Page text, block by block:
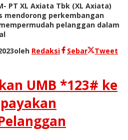
PT XL Axiata Tbk (XL Axiata)
perkembangan
pelanggan dalam
oleh Redaksi Sebar Tweet
UMB *123# ke